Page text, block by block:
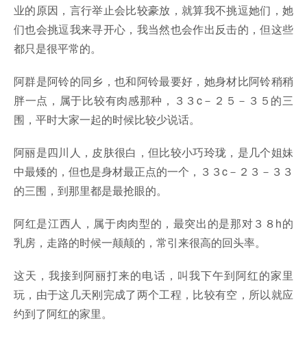
业的原因，言行举止会比较豪放，就算我不挑逗她们，她
们也会挑逗我来寻开心，我当然也会作出反击的，但这些
都只是很平常的。
阿群是阿铃的同乡，也和阿铃最要好，她身材比阿铃稍稍
胖一点，属于比较有肉感那种，３３c－２５－３５的三
围，平时大家一起的时候比较少说话。
阿丽是四川人，皮肤很白，但比较小巧玲珑，是几个姐妹
中最矮的，但也是身材最正点的一个，３３c－２３－３３
的三围，到那里都是最抢眼的。
阿红是江西人，属于肉肉型的，最突出的是那对３８h的
乳房，走路的时候一颠颠的，常引来很高的回头率。
这天，我接到阿丽打来的电话，叫我下午到阿红的家里
玩，由于这几天刚完成了两个工程，比较有空，所以就应
约到了阿红的家里。